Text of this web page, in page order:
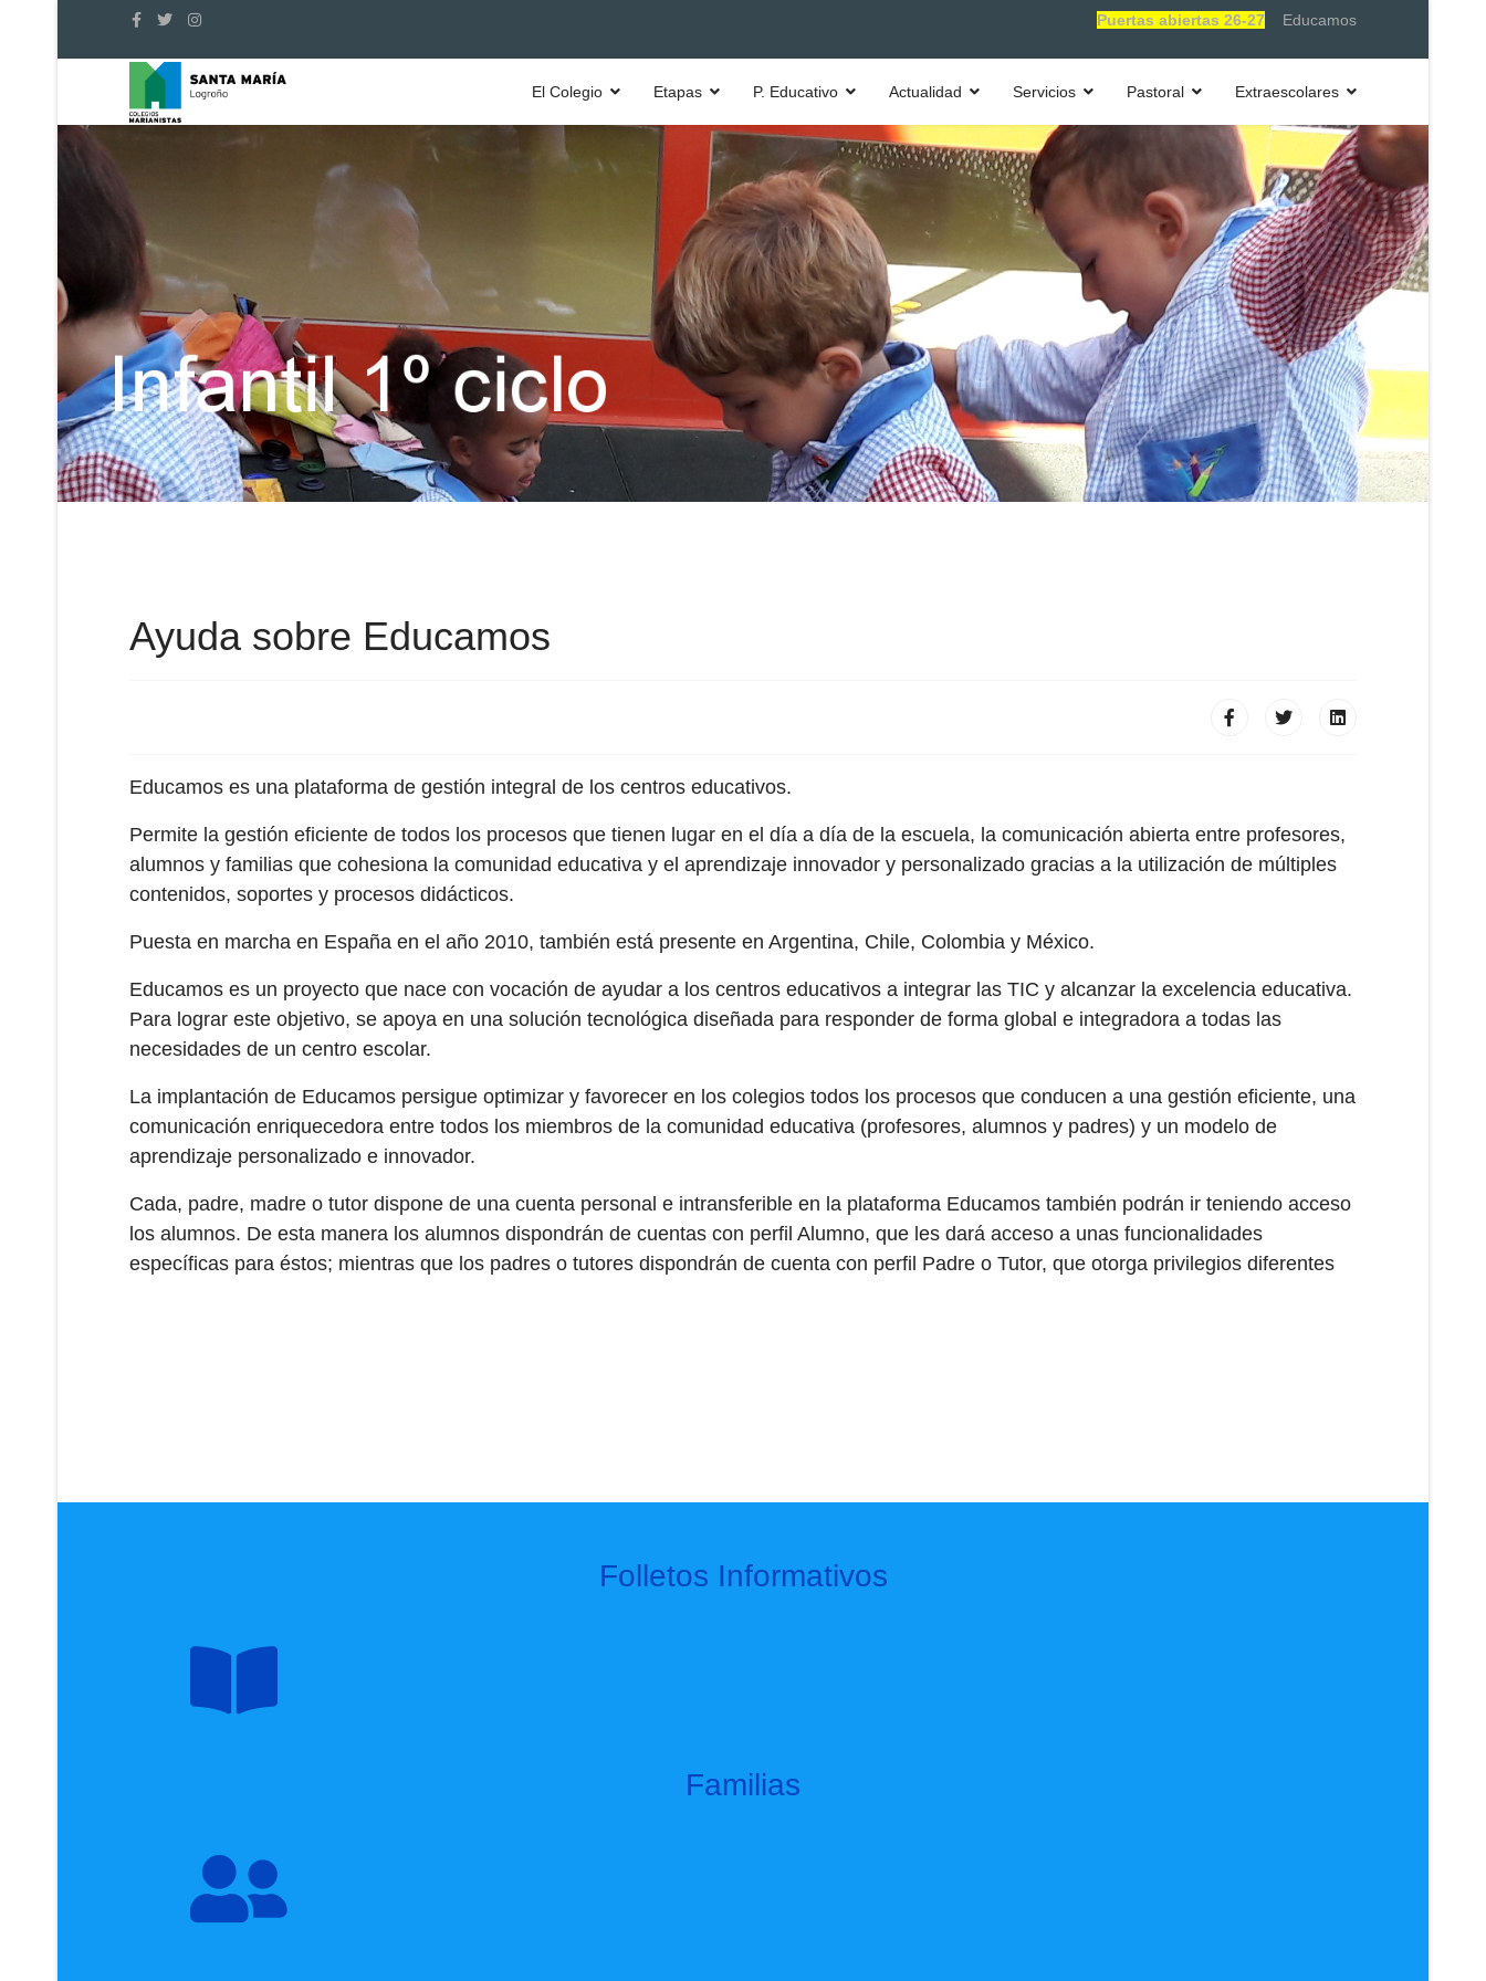
Puertas abiertas 26-27 Educamos
El Colegio Etapas P. Educativo Actualidad Servicios Pastoral Extraescolares
Ayuda sobre Educamos
Educamos es una plataforma de gestión integral de los centros educativos.
Permite la gestión eficiente de todos los procesos que tienen lugar en el día a día de la escuela, la comunicación abierta entre profesores,
alumnos y familias que cohesiona la comunidad educativa y el aprendizaje innovador y personalizado gracias a la utilización de múltiples
contenidos, soportes y procesos didácticos.
Puesta en marcha en España en el año 2010, también está presente en Argentina, Chile, Colombia y México.
Educamos es un proyecto que nace con vocación de ayudar a los centros educativos a integrar las TIC y alcanzar la excelencia educativa.
Para lograr este objetivo, se apoya en una solución tecnológica diseñada para responder de forma global e integradora a todas las
necesidades de un centro escolar.
La implantación de Educamos persigue optimizar y favorecer en los colegios todos los procesos que conducen a una gestión eficiente, una
comunicación enriquecedora entre todos los miembros de la comunidad educativa (profesores, alumnos y padres) y un modelo de
aprendizaje personalizado e innovador.
Cada, padre, madre o tutor dispone de una cuenta personal e intransferible en la plataforma Educamos también podrán ir teniendo acceso
los alumnos. De esta manera los alumnos dispondrán de cuentas con perfil Alumno, que les dará acceso a unas funcionalidades
específicas para éstos; mientras que los padres o tutores dispondrán de cuenta con perfil Padre o Tutor, que otorga privilegios diferentes
Folletos Informativos
Familias